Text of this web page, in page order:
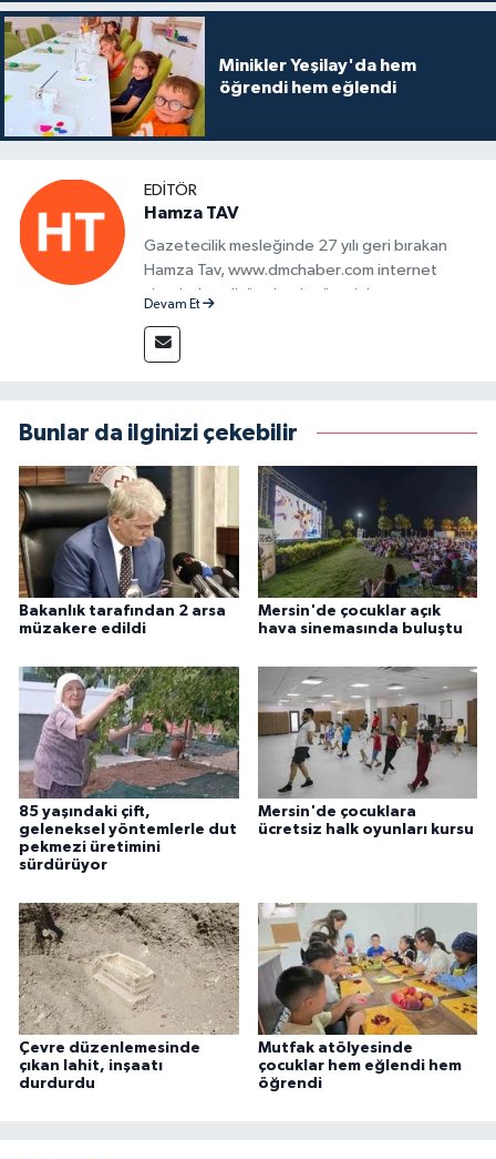
Minikler Yeşilay'da hem
öğrendi hem eğlendi
EDITÖR
Hamza TAV
Gazetecilik mesleğinde 27 yılı geri bırakan
Hamza Tav, www.dmchaber.com internet
sitesinde editör olarak görevini
Devam Et
Bunlar da ilginizi çekebilir
Bakanlık tarafından 2 arsa
müzakere edildi
Mersin'de çocuklar açık
hava sinemasında buluştu
85 yaşındaki çift,
geleneksel yöntemlerle dut
pekmezi üretimini
sürdürüyor
Mersin'de çocuklara
ücretsiz halk oyunları kursu
Çevre düzenlemesinde
çıkan lahit, inşaatı
durdurdu
Mutfak atölyesinde
çocuklar hem eğlendi hem
öğrendi